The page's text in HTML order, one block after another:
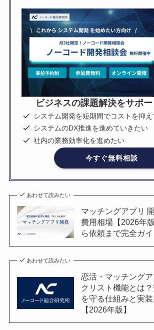
ビジネスの課題解決をサポ
システム開発を短期間でコストを抑
システムのDX推進を進めていきたい
社内の業務効率化を進めたい
今すぐ無料相談
あわせて読みたい
マッチングアプリ
費用相場【2026年
ら依頼まで完全ガイ
あわせて読みたい
恋活・マッチング
クリスト機能とは
を守る仕組みと実装
【2026年版】